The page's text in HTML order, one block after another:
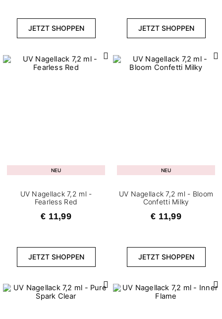
FILTER ZURÜCKSETZEN
JETZT SHOPPEN JETZT SHOPPEN
NEU
UV Nagellack 7,2 ml -
Fearless Red
€ 11,99
JETZT SHOPPEN
NEU
UV Nagellack 7,2 ml - Bloom
Confetti Milky
€ 11,99
JETZT SHOPPEN